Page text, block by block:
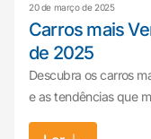
20 de março de 2025
Carros mais
de 2025
Descubra os carros
e as tendências que